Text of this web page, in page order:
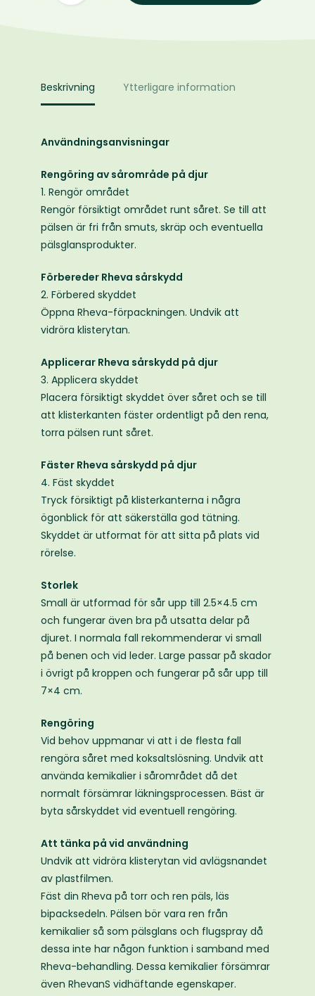
Beskrivning Ytterligare information
Användningsanvisningar
Rengöring av sårområde på djur
1. Rengör området
Rengör försiktigt området runt såret. Se till att
pälsen är fri från smuts, skräp och eventuella
pälsglansprodukter.
Förbereder Rheva sårskydd
2. Förbered skyddet
Öppna Rheva-förpackningen. Undvik att
vidröra klisterytan.
Applicerar Rheva sårskydd på djur
3. Applicera skyddet
Placera försiktigt skyddet över såret och se till
att klisterkanten fäster ordentligt på den rena,
torra pälsen runt såret.
Fäster Rheva sårskydd på djur
4. Fäst skyddet
Tryck försiktigt på klisterkanterna i några
ögonblick för att säkerställa god tätning.
Skyddet är utformat för att sitta på plats vid
rörelse.
Storlek
Small är utformad för sår upp till 2.5×4.5 cm
och fungerar även bra på utsatta delar på
djuret. I normala fall rekommenderar vi small
på benen och vid leder. Large passar på skador
i övrigt på kroppen och fungerar på sår upp till
7×4 cm.
Rengöring
Vid behov uppmanar vi att i de flesta fall
rengöra såret med koksaltslösning. Undvik att
använda kemikalier i sårområdet då det
normalt försämrar läkningsprocessen. Bäst är
byta sårskyddet vid eventuell rengöring.
Att tänka på vid användning
Undvik att vidröra klisterytan vid avlägsnandet
av plastfilmen.
Fäst din Rheva på torr och ren päls, läs
bipacksedeln. Pälsen bör vara ren från
kemikalier så som pälsglans och flugspray då
dessa inte har någon funktion i samband med
Rheva-behandling. Dessa kemikalier försämrar
även RhevanS vidhäftande egenskaper.